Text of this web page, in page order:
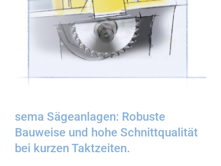
sema Sägeanlagen: Robuste
Bauweise und hohe Schnittqualität
bei kurzen Taktzeiten.